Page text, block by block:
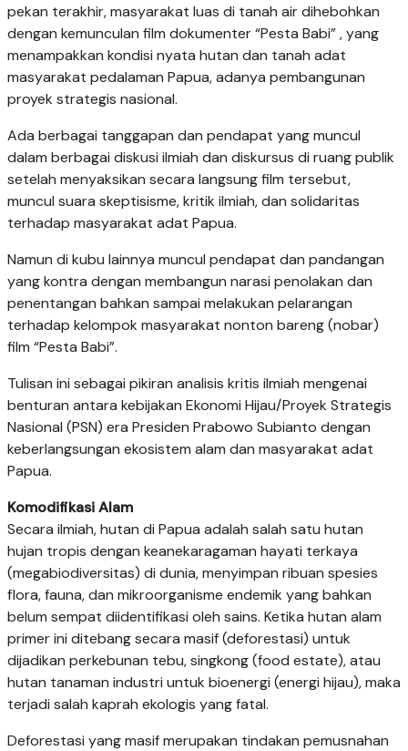
pekan terakhir, masyarakat luas di tanah air dihebohkan
dengan kemunculan film dokumenter “Pesta Babi” , yang
menampakkan kondisi nyata hutan dan tanah adat
masyarakat pedalaman Papua, adanya pembangunan
proyek strategis nasional.
Ada berbagai tanggapan dan pendapat yang muncul
dalam berbagai diskusi ilmiah dan diskursus di ruang publik
setelah menyaksikan secara langsung film tersebut,
muncul suara skeptisisme, kritik ilmiah, dan solidaritas
terhadap masyarakat adat Papua.
Namun di kubu lainnya muncul pendapat dan pandangan
yang kontra dengan membangun narasi penolakan dan
penentangan bahkan sampai melakukan pelarangan
terhadap kelompok masyarakat nonton bareng (nobar)
film “Pesta Babi”.
Tulisan ini sebagai pikiran analisis kritis ilmiah mengenai
benturan antara kebijakan Ekonomi Hijau/Proyek Strategis
Nasional (PSN) era Presiden Prabowo Subianto dengan
keberlangsungan ekosistem alam dan masyarakat adat
Papua.
Komodifikasi Alam
Secara ilmiah, hutan di Papua adalah salah satu hutan
hujan tropis dengan keanekaragaman hayati terkaya
(megabiodiversitas) di dunia, menyimpan ribuan spesies
flora, fauna, dan mikroorganisme endemik yang bahkan
belum sempat diidentifikasi oleh sains. Ketika hutan alam
primer ini ditebang secara masif (deforestasi) untuk
dijadikan perkebunan tebu, singkong (food estate), atau
hutan tanaman industri untuk bioenergi (energi hijau), maka
terjadi salah kaprah ekologis yang fatal.
Deforestasi yang masif merupakan tindakan pemusnahan